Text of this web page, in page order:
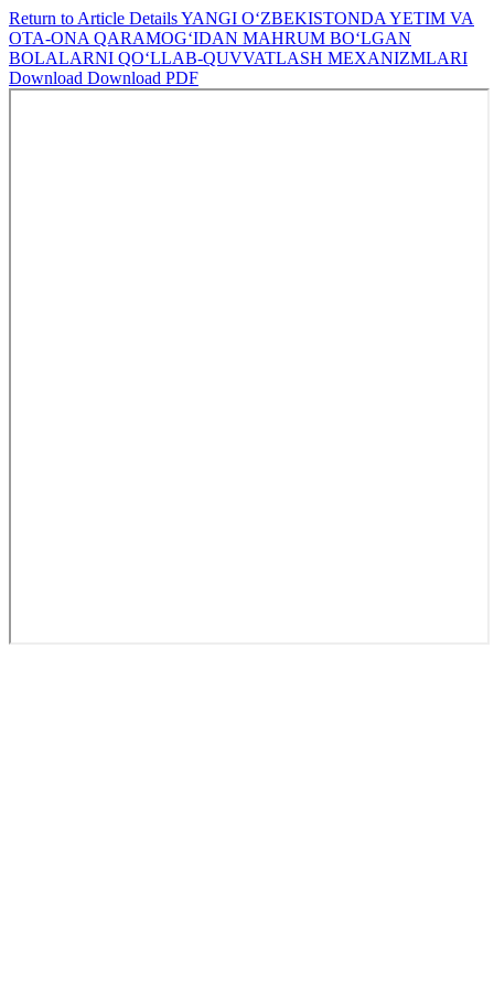
Return to Article DetailsYANGI O‘ZBEKISTONDA YETIM VA
OTA-ONA QARAMOG‘IDAN MAHRUM BO‘LGAN
BOLALARNI QO‘LLAB-QUVVATLASH MEXANIZMLARI
Download Download PDF